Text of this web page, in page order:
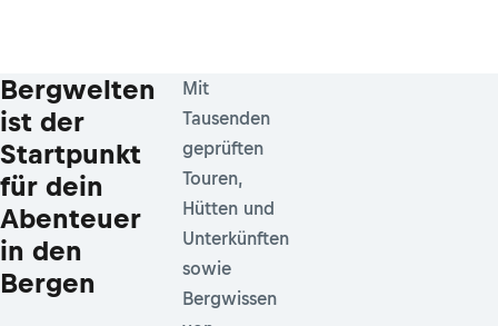
Bergwelten
ist der
Startpunkt
für dein
Abenteuer
in den
Bergen
Mit
Tausenden
geprüften
Touren,
Hütten und
Unterkünften
sowie
Bergwissen